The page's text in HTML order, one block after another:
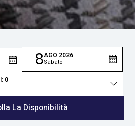
8AGO 2026
Sabato
0
La Disponibilità